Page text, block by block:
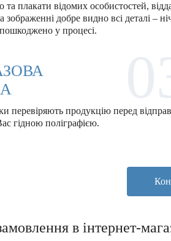
плакати відомих особистостей,
зображенні добре видно всі деталі –
у процесі.
перевіряють продукцію перед
гідною поліграфією.
в інтернет-